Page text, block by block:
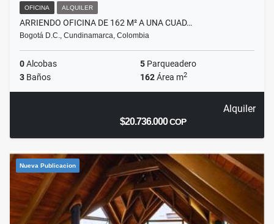
OFICINA ALQUILER
ARRIENDO OFICINA DE 162 M² A UNA CUAD…
Bogotá D.C., Cundinamarca, Colombia
0Alcobas 5 Parqueadero
3 Baños 162Área m2
Alquiler
$20.736.000COP
Nueva Publicacion